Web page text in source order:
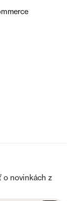
o novinkách z